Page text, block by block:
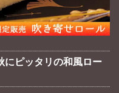
にピッタリの和風ロー